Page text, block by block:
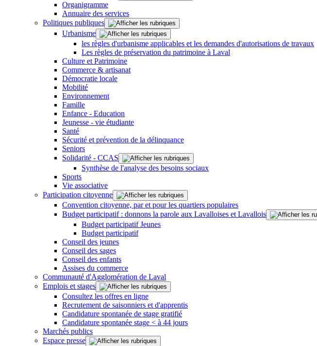
Organigramme
Annuaire des services
Politiques publiques
Urbanisme
les règles d'urbanisme applicables et les demandes d'autorisations de travaux
Les règles de préservation du patrimoine à Laval
Culture et Patrimoine
Commerce & artisanat
Démocratie locale
Mobilité
Environnement
Famille
Enfance - Education
Jeunesse - vie étudiante
Santé
Sécurité et prévention de la délinquance
Seniors
Solidarité - CCAS
Synthèse de l'analyse des besoins sociaux
Sports
Vie associative
Participation citoyenne
Convention citoyenne, par et pour les quartiers populaires
Budget participatif : donnons la parole aux Lavalloises et Lavallois
Budget participatif Jeunes
Budget participatif
Conseil des jeunes
Conseil des sages
Conseil des enfants
Assises du commerce
Communauté d'Agglomération de Laval
Emplois et stages
Consultez les offres en ligne
Recrutement de saisonniers et d'apprentis
Candidature spontanée de stage gratifié
Candidature spontanée stage < à 44 jours
Marchés publics
Espace presse